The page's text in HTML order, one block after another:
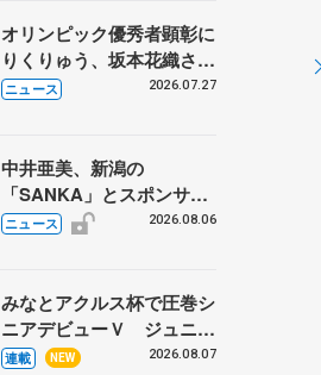
に 小林芳子さんが振り返
るスケート人生
オリンピック優秀者顕彰に
りくりゅう、坂本花織さ
ん、団体メンバーら 8月
園子らコーチも
ニュース 2026.07.27
中井亜美、新潟の
「SANKA」とスポンサー
契約 「全力で応援」とコ
ニュース 2026.08.06
みなとアクルス杯で圧巻シ
ニアデビューＶ ジュニア
で４シーズン無敗の島田麻
連載 NEW 2026.08.07